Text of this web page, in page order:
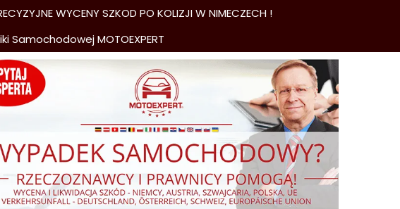
WYCENY SZKOD PO KOLIZJI W NIMECZECH !
MOTOEXPERT